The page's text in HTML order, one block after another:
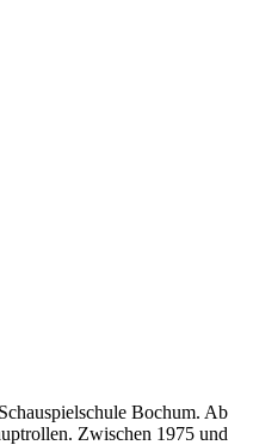
Bochum. Ab
Zwischen 1975 und